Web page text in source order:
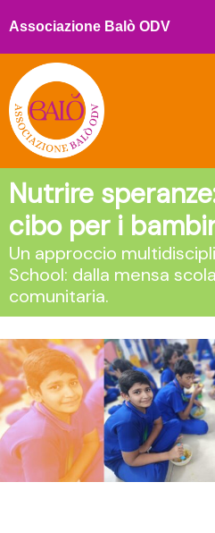
Associazione Balò ODV
Nutrire
cibo per i
Un approccio
School: dalla mensa
comunitaria.